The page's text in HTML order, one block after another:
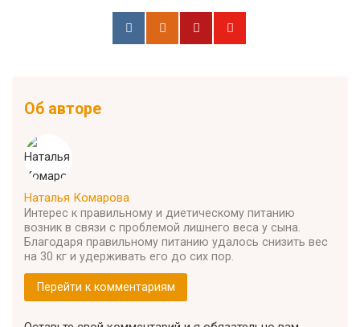
Об авторе
Наталья Комарова
Интерес к правильному и диетическому питанию
возник в связи с проблемой лишнего веса у сына.
Благодаря правильному питанию удалось снизить вес
на 30 кг и удерживать его до сих пор.
Перейти к комментариям